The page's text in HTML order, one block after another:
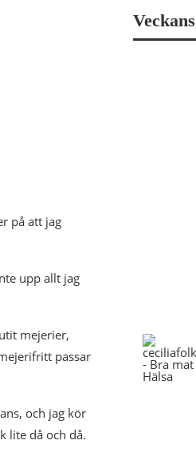
på att jag
upp allt jag
mejerier,
passar
och jag kör
lite då och då.